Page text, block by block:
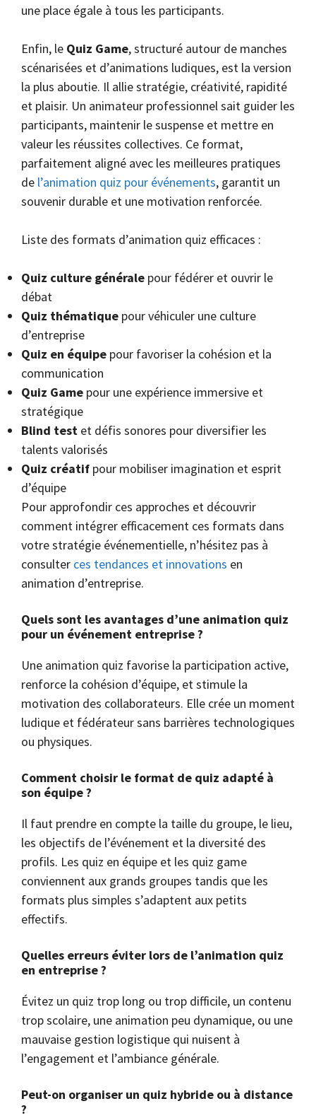
une place égale à tous les participants.
Enfin, le Quiz Game, structuré autour de manches
scénarisées et d’animations ludiques, est la version
la plus aboutie. Il allie stratégie, créativité, rapidité
et plaisir. Un animateur professionnel sait guider les
participants, maintenir le suspense et mettre en
valeur les réussites collectives. Ce format,
parfaitement aligné avec les meilleures pratiques
de l’animation quiz pour événements, garantit un
souvenir durable et une motivation renforcée.
Liste des formats d’animation quiz efficaces :
Quiz culture générale pour fédérer et ouvrir le
débat
Quiz thématique pour véhiculer une culture
d’entreprise
Quiz en équipe pour favoriser la cohésion et la
communication
Quiz Game pour une expérience immersive et
stratégique
Blind test et défis sonores pour diversifier les
talents valorisés
Quiz créatif pour mobiliser imagination et esprit
d’équipe
Pour approfondir ces approches et découvrir
comment intégrer efficacement ces formats dans
votre stratégie événementielle, n’hésitez pas à
consulter ces tendances et innovations en
animation d’entreprise.
Quels sont les avantages d’une animation quiz
pour un événement entreprise ?
Une animation quiz favorise la participation active,
renforce la cohésion d’équipe, et stimule la
motivation des collaborateurs. Elle crée un moment
ludique et fédérateur sans barrières technologiques
ou physiques.
Comment choisir le format de quiz adapté à
son équipe ?
Il faut prendre en compte la taille du groupe, le lieu,
les objectifs de l’événement et la diversité des
profils. Les quiz en équipe et les quiz game
conviennent aux grands groupes tandis que les
formats plus simples s’adaptent aux petits
effectifs.
Quelles erreurs éviter lors de l’animation quiz
en entreprise ?
Évitez un quiz trop long ou trop difficile, un contenu
trop scolaire, une animation peu dynamique, ou une
mauvaise gestion logistique qui nuisent à
l’engagement et l’ambiance générale.
Peut-on organiser un quiz hybride ou à distance
?